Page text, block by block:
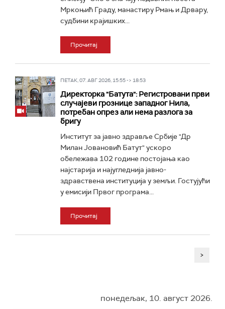
Мркоњић Граду, манастиру Рмањ и Дрвару,
судбини крајишких...
Прочитај
ПЕТАК, 07. АВГ 2026, 15:55 -> 18:53
Директорка "Батута": Регистровани први
случајеви грознице западног Нила,
потребан опрез али нема разлога за
бригу
Институт за јавно здравље Србије "Др
Милан Јовановић Батут" ускоро
обележава 102 године постојања као
најстарија и најугледнија јавно-
здравствена институција у земљи. Гостујући
у емисији Првог програма...
Прочитај
>
понедељак, 10. август 2026.